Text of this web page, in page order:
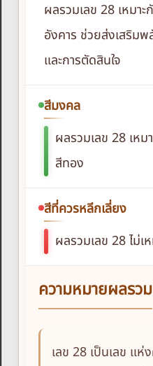
ผลรวมเลข 28 เหมา
อังคาร ช่วยส่งเสริม
และการตัดสินใจ
สีมงคล
ผลรวมเลข 28 เหม
สีทอง
สีที่ควรหลีกเลี่ยง
ผลรวมเลข 28 ไม่
ความหมายผลรวม
เลข 28 เป็นเลข แ